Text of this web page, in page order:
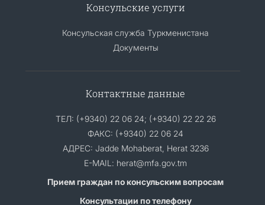
Консульские услуги
Консульская служба Туркменистана
Документы
Контактные данные
ТЕЛ: (+9340) 22 06 24; (+9340) 22 22 26
ФАКС: (+9340) 22 06 24
АДРЕС: Jadde Mohaberat, Herat 3236
E-MAIL: herat@mfa.gov.tm
Прием граждан по консульским вопросам
Консультации по телефону